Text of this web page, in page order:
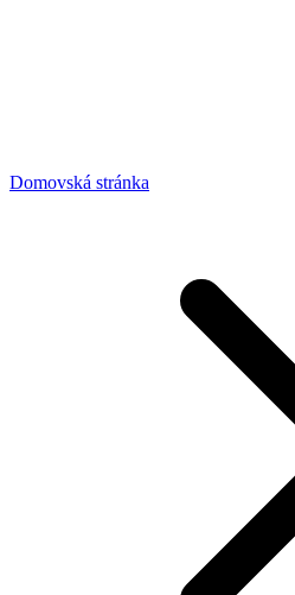
Domovská stránka